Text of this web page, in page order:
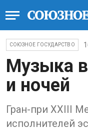
СОЮЗНОЕ ГОСУДАРСТВО
Музыка
и ночей
Гран-при XXIII
исполнителей